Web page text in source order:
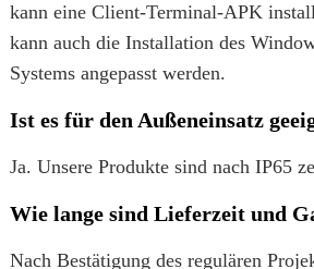
kann eine Client-Terminal-APK
kann auch die Installation des
Systems angepasst werden.
Ist es für den Außeneinsatz
Ja. Unsere Produkte sind nach IP65
Wie lange sind Lieferzeit und
Nach Bestätigung des regulären